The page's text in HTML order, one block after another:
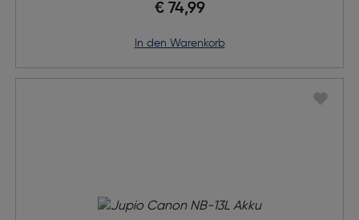
€ 74,99
in den Warenkorb